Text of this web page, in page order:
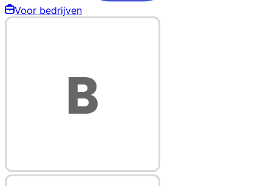
Voor bedrijven